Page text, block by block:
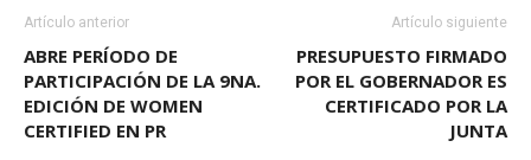
Artículo anterior
ABRE PERÍODO DE
PARTICIPACIÓN DE LA 9NA.
EDICIÓN DE WOMEN
CERTIFIED EN PR
Artículo siguiente
PRESUPUESTO FIRMADO
POR EL GOBERNADOR ES
CERTIFICADO POR LA
JUNTA